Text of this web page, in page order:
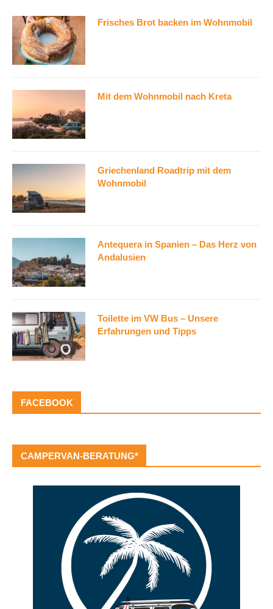
Frisches Brot backen im Wohnmobil
Mit dem Wohnmobil nach Kreta
Griechenland Roadtrip mit dem
Wohnmobil
Antequera in Spanien – Das Herz von
Andalusien
Toilette im VW Bus – Unsere
Erfahrungen und Tipps
FACEBOOK
CAMPERVAN-BERATUNG*